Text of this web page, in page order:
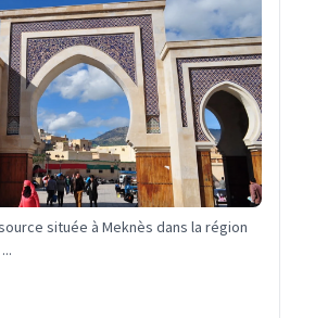
située à Meknès dans la région